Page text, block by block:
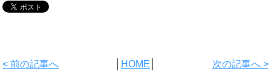
< 前の記事へ HOME 次の記事へ >